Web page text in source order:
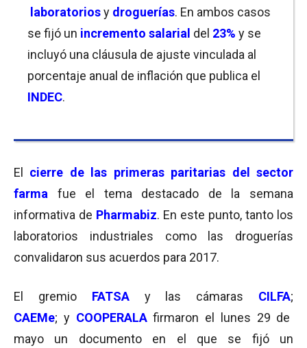
laboratoriosy droguerías. En ambos casos
se fijó un incremento salarial del 23% y se
incluyó una cláusula de ajuste vinculada al
porcentaje anual de inflación que publica el
INDEC.
El cierre de las primeras paritarias del sector
farma fue el tema destacado de la semana
informativa de Pharmabiz. En este punto, tanto los
laboratorios industriales como las droguerías
convalidaron sus acuerdos para 2017.
El gremio FATSA y las cámaras CILFA;
CAEMe; y COOPERALA firmaron el lunes 29 de
mayo un documento en el que se fijó un